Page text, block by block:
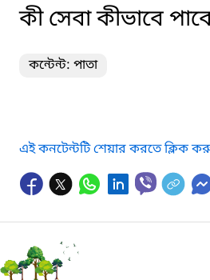
কী সেবা কীভাবে
কন্টেন্ট: পাতা
এই কনটেন্টটি শেয়ার করতে ক্লিক